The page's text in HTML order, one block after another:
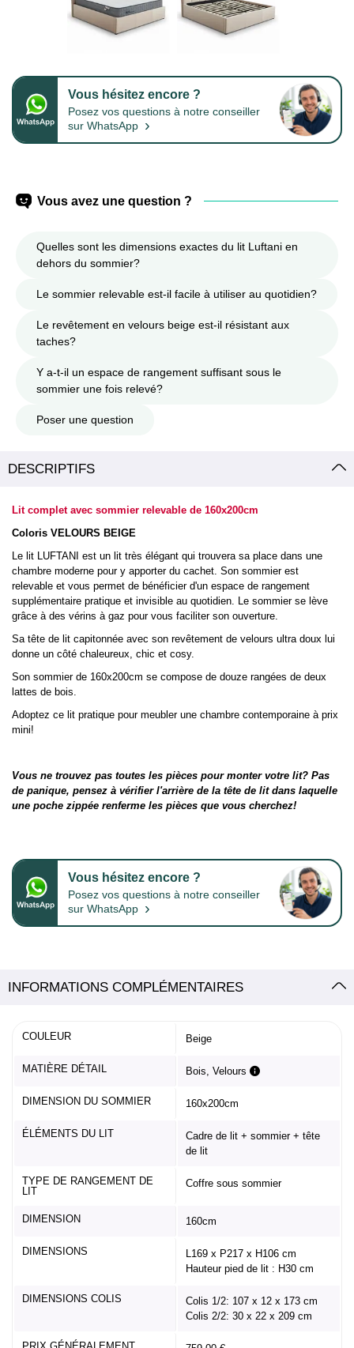
Vous hésitez encore ?
Posez vos questions à notre conseiller
sur WhatsApp ›
Vous avez une question ?
Quelles sont les dimensions exactes du lit Luftani en
dehors du sommier?
Le sommier relevable est-il facile à utiliser au quotidien?
Le revêtement en velours beige est-il résistant aux
taches?
Y a-t-il un espace de rangement suffisant sous le
sommier une fois relevé?
Poser une question
DESCRIPTIFS
Lit complet avec sommier relevable de 160x200cm
Coloris VELOURS BEIGE
Le lit LUFTANI est un lit très élégant qui trouvera sa place dans une
chambre moderne pour y apporter du cachet. Son sommier est
relevable et vous permet de bénéficier d'un espace de rangement
supplémentaire pratique et invisible au quotidien. Le sommier se lève
grâce à des vérins à gaz pour vous faciliter son ouverture.
Sa tête de lit capitonnée avec son revêtement de velours ultra doux lui
donne un côté chaleureux, chic et cosy.
Son sommier de 160x200cm se compose de douze rangées de deux
lattes de bois.
Adoptez ce lit pratique pour meubler une chambre contemporaine à prix
mini!
Vous ne trouvez pas toutes les pièces pour monter votre lit? Pas
de panique, pensez à vérifier l'arrière de la tête de lit dans laquelle
une poche zippée renferme les pièces que vous cherchez!
Vous hésitez encore ?
Posez vos questions à notre conseiller
sur WhatsApp ›
INFORMATIONS COMPLÉMENTAIRES
COULEUR Beige
MATIÈRE DÉTAIL Bois, Velours
DIMENSION DU SOMMIER 160x200cm
ÉLÉMENTS DU LIT
Cadre de lit + sommier + tête
de lit
TYPE DE RANGEMENT DE
LIT
Coffre sous sommier
DIMENSION 160cm
DIMENSIONS
L169 x P217 x H106 cm
Hauteur pied de lit : H30 cm
DIMENSIONS COLIS
Colis 1/2: 107 x 12 x 173 cm
Colis 2/2: 30 x 22 x 209 cm